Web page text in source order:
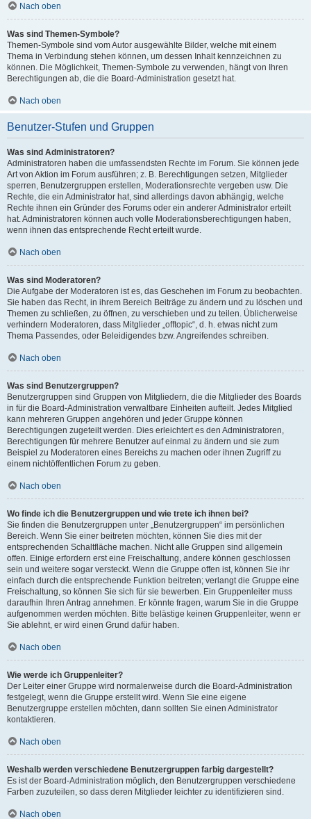
Nach oben
Was sind Themen-Symbole?
Themen-Symbole sind vom Autor ausgewählte Bilder, welche mit einem
Thema in Verbindung stehen können, um dessen Inhalt kennzeichnen zu
können. Die Möglichkeit, Themen-Symbole zu verwenden, hängt von Ihren
Berechtigungen ab, die die Board-Administration gesetzt hat.
Nach oben
Benutzer-Stufen und Gruppen
Was sind Administratoren?
Administratoren haben die umfassendsten Rechte im Forum. Sie können jede
Art von Aktion im Forum ausführen; z. B. Berechtigungen setzen, Mitglieder
sperren, Benutzergruppen erstellen, Moderationsrechte vergeben usw. Die
Rechte, die ein Administrator hat, sind allerdings davon abhängig, welche
Rechte ihnen ein Gründer des Forums oder ein anderer Administrator erteilt
hat. Administratoren können auch volle Moderationsberechtigungen haben,
wenn ihnen das entsprechende Recht erteilt wurde.
Nach oben
Was sind Moderatoren?
Die Aufgabe der Moderatoren ist es, das Geschehen im Forum zu beobachten.
Sie haben das Recht, in ihrem Bereich Beiträge zu ändern und zu löschen und
Themen zu schließen, zu öffnen, zu verschieben und zu teilen. Üblicherweise
verhindern Moderatoren, dass Mitglieder „offtopic“, d. h. etwas nicht zum
Thema Passendes, oder Beleidigendes bzw. Angreifendes schreiben.
Nach oben
Was sind Benutzergruppen?
Benutzergruppen sind Gruppen von Mitgliedern, die die Mitglieder des Boards
in für die Board-Administration verwaltbare Einheiten aufteilt. Jedes Mitglied
kann mehreren Gruppen angehören und jeder Gruppe können
Berechtigungen zugeteilt werden. Dies erleichtert es den Administratoren,
Berechtigungen für mehrere Benutzer auf einmal zu ändern und sie zum
Beispiel zu Moderatoren eines Bereichs zu machen oder ihnen Zugriff zu
einem nichtöffentlichen Forum zu geben.
Nach oben
Wo finde ich die Benutzergruppen und wie trete ich ihnen bei?
Sie finden die Benutzergruppen unter „Benutzergruppen“ im persönlichen
Bereich. Wenn Sie einer beitreten möchten, können Sie dies mit der
entsprechenden Schaltfläche machen. Nicht alle Gruppen sind allgemein
offen. Einige erfordern erst eine Freischaltung, andere können geschlossen
sein und weitere sogar versteckt. Wenn die Gruppe offen ist, können Sie ihr
einfach durch die entsprechende Funktion beitreten; verlangt die Gruppe eine
Freischaltung, so können Sie sich für sie bewerben. Ein Gruppenleiter muss
daraufhin Ihren Antrag annehmen. Er könnte fragen, warum Sie in die Gruppe
aufgenommen werden möchten. Bitte belästige keinen Gruppenleiter, wenn er
Sie ablehnt, er wird einen Grund dafür haben.
Nach oben
Wie werde ich Gruppenleiter?
Der Leiter einer Gruppe wird normalerweise durch die Board-Administration
festgelegt, wenn die Gruppe erstellt wird. Wenn Sie eine eigene
Benutzergruppe erstellen möchten, dann sollten Sie einen Administrator
kontaktieren.
Nach oben
Weshalb werden verschiedene Benutzergruppen farbig dargestellt?
Es ist der Board-Administration möglich, den Benutzergruppen verschiedene
Farben zuzuteilen, so dass deren Mitglieder leichter zu identifizieren sind.
Nach oben